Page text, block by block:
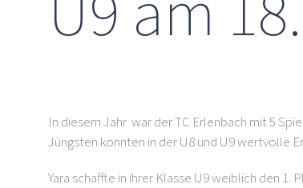
In diesem Jahr war der TC Erlenbach mit 5
Jüngsten konnten in der U8 und U9 wertvolle
Yara schaffte in ihrer Klasse U9 weiblich den